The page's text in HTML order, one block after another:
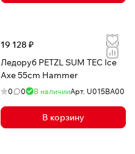
19 128 ₽
Ледоруб PETZL SUM TEC Ice
Axe 55cm Hammer
0 0 В наличииАрт. U015BA00
В корзину